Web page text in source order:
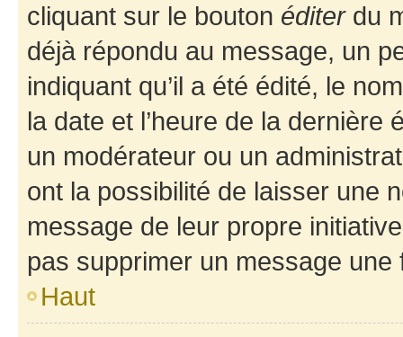
cliquant sur le bouton éditerdu
déjà répondu au message, un
indiquant qu’il a été édité, le
la date et l’heure de la dernière
un modérateur ou un
ont la possibilité de laisser une
message de leur propre
pas supprimer un message une
Haut